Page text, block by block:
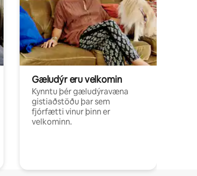
Gæludýr eru velkomin
Kynntu þér gæludýravæna
gistiaðstöðu þar sem
fjórfætti vinur þinn er
velkominn.